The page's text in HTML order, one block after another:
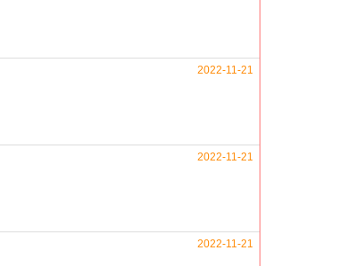
2022-11-21
2022-11-21
2022-11-21